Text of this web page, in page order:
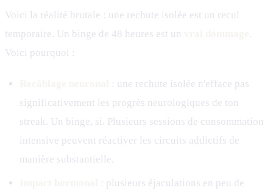
Voici la réalité brutale : une rechute isolée est un recul
temporaire. Un binge de 48 heures est un
.
Voici pourquoi :
: une rechute isolée n'efface pas
significativement les progrès neurologiques de ton
streak. Un binge, si. Plusieurs sessions de consommation
intensive peuvent réactiver les circuits addictifs de
manière substantielle.
: plusieurs éjaculations en peu de